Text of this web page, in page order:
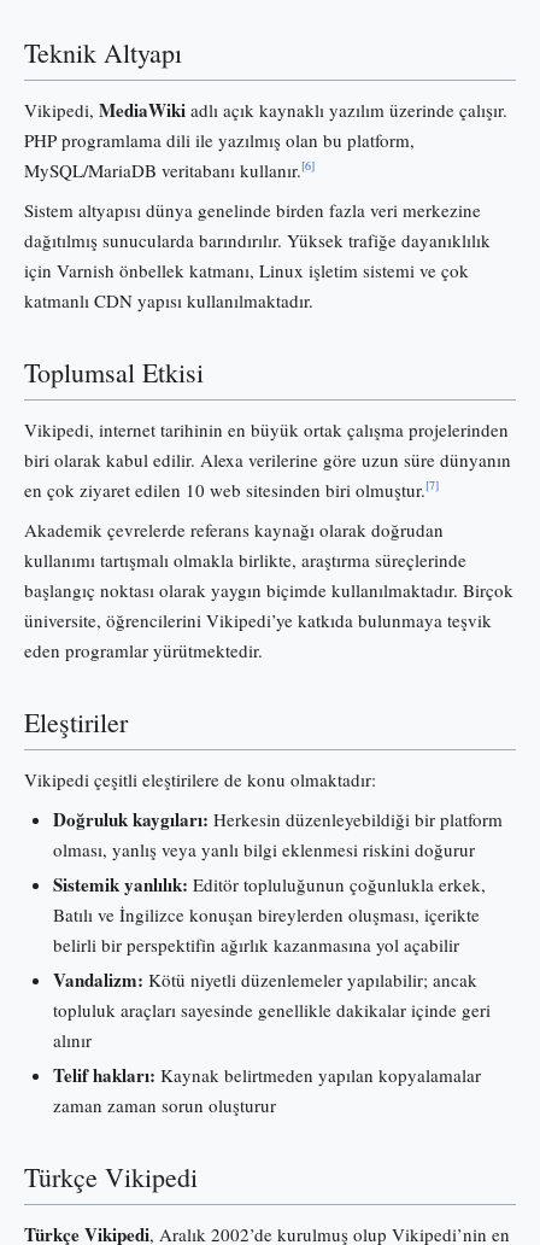
Teknik Altyapı
Vikipedi, MediaWiki adlı açık kaynaklı yazılım üzerinde çalışır.
PHP programlama dili ile yazılmış olan bu platform,
MySQL/MariaDB veritabanı kullanır.[6]
Sistem altyapısı dünya genelinde birden fazla veri merkezine
dağıtılmış sunucularda barındırılır. Yüksek trafiğe dayanıklılık
için Varnish önbellek katmanı, Linux işletim sistemi ve çok
katmanlı CDN yapısı kullanılmaktadır.
Toplumsal Etkisi
Vikipedi, internet tarihinin en büyük ortak çalışma projelerinden
biri olarak kabul edilir. Alexa verilerine göre uzun süre dünyanın
en çok ziyaret edilen 10 web sitesinden biri olmuştur.[7]
Akademik çevrelerde referans kaynağı olarak doğrudan
kullanımı tartışmalı olmakla birlikte, araştırma süreçlerinde
başlangıç noktası olarak yaygın biçimde kullanılmaktadır. Birçok
üniversite, öğrencilerini Vikipedi’ye katkıda bulunmaya teşvik
eden programlar yürütmektedir.
Eleştiriler
Vikipedi çeşitli eleştirilere de konu olmaktadır:
Doğruluk kaygıları: Herkesin düzenleyebildiği bir platform
olması, yanlış veya yanlı bilgi eklenmesi riskini doğurur
Sistemik yanlılık: Editör topluluğunun çoğunlukla erkek,
Batılı ve İngilizce konuşan bireylerden oluşması, içerikte
belirli bir perspektifin ağırlık kazanmasına yol açabilir
Vandalizm: Kötü niyetli düzenlemeler yapılabilir; ancak
topluluk araçları sayesinde genellikle dakikalar içinde geri
alınır
Telif hakları: Kaynak belirtmeden yapılan kopyalamalar
zaman zaman sorun oluşturur
Türkçe Vikipedi
Türkçe Vikipedi, Aralık 2002’de kurulmuş olup Vikipedi’nin en